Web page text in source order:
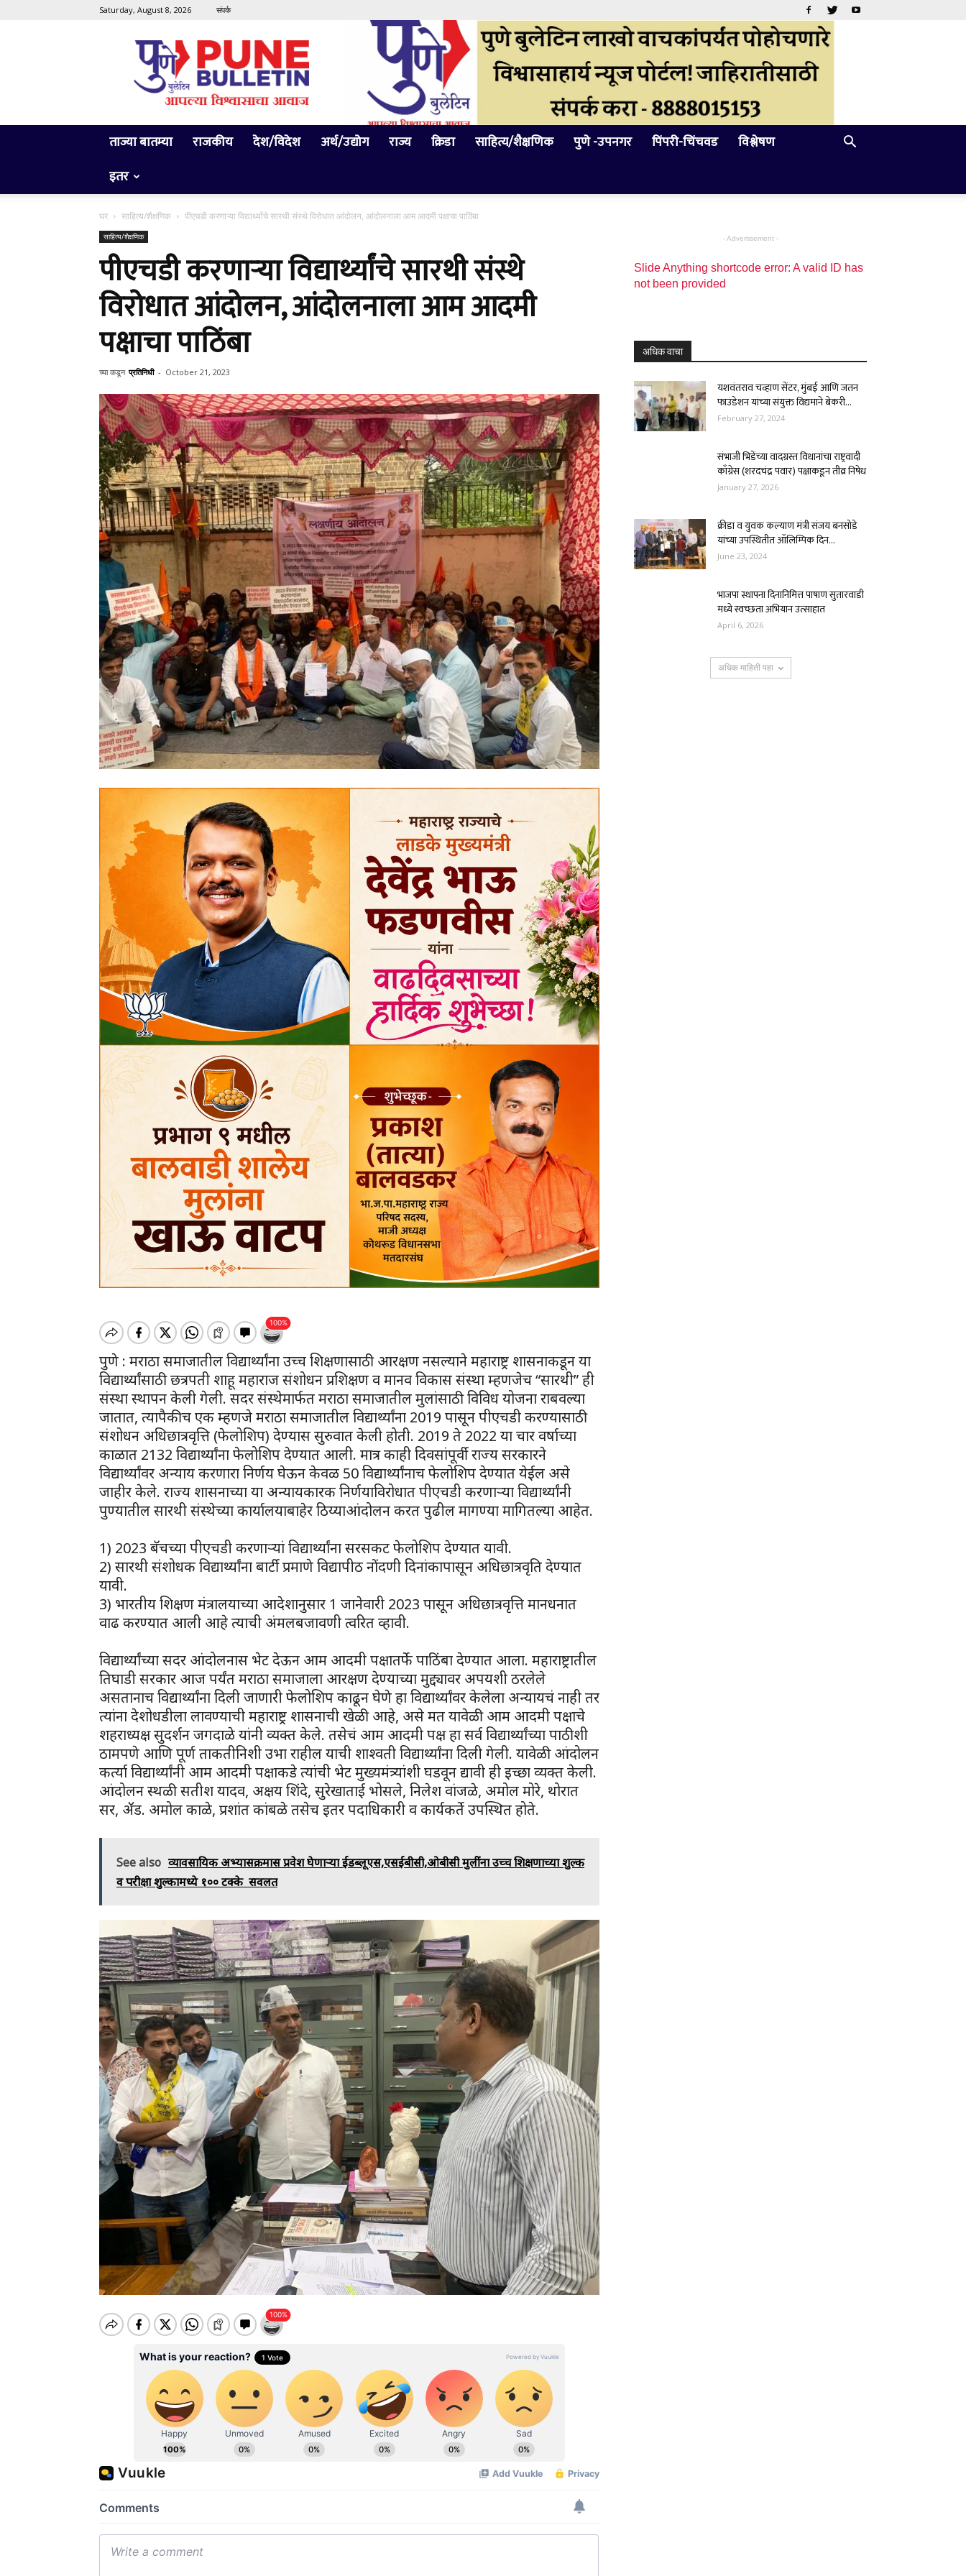
Saturday, August 8, 2026 संपर्क
Pune
Bulletin
ताज्या बातम्या राजकीय देश/विदेश अर्थ/उद्योग राज्य क्रिडा साहित्य/शैक्षणिक पुणे -उपनगर पिंपरी-चिंचवड
विश्लेषण
इतर
घर साहित्य/शैक्षणिक पीएचडी करणाऱ्या विद्यार्थ्यांचे सारथी संस्थे विरोधात आंदोलन, आंदोलनाला आम आदमी पक्षाचा पाठिंबा
साहित्य/शैक्षणिक
पीएचडी करणाऱ्या विद्यार्थ्यांचे सारथी संस्थे
विरोधात आंदोलन, आंदोलनाला आम आदमी
पक्षाचा पाठिंबा
च्या कडून प्रतिनिधी - October 21, 2023
पुणे : मराठा समाजातील विद्यार्थ्यांना उच्च शिक्षणासाठी आरक्षण नसल्याने महाराष्ट्र शासनाकडून या
विद्यार्थ्यांसाठी छत्रपती शाहू महाराज संशोधन प्रशिक्षण व मानव विकास संस्था म्हणजेच “सारथी” ही
संस्था स्थापन केली गेली. सदर संस्थेमार्फत मराठा समाजातील मुलांसाठी विविध योजना राबवल्या
जातात, त्यापैकीच एक म्हणजे मराठा समाजातील विद्यार्थ्यांना 2019 पासून पीएचडी करण्यासाठी
संशोधन अधिछात्रवृत्ति (फेलोशिप) देण्यास सुरुवात केली होती. 2019 ते 2022 या चार वर्षाच्या
काळात 2132 विद्यार्थ्यांना फेलोशिप देण्यात आली. मात्र काही दिवसांपूर्वी राज्य सरकारने
विद्यार्थ्यांवर अन्याय करणारा निर्णय घेऊन केवळ 50 विद्यार्थ्यांनाच फेलोशिप देण्यात येईल असे
जाहीर केले. राज्य शासनाच्या या अन्यायकारक निर्णयाविरोधात पीएचडी करणाऱ्या विद्यार्थ्यांनी
पुण्यातील सारथी संस्थेच्या कार्यालयाबाहेर ठिय्याआंदोलन करत पुढील मागण्या मागितल्या आहेत.
1) 2023 बॅचच्या पीएचडी करणाऱ्यां विद्यार्थ्यांना सरसकट फेलोशिप देण्यात यावी.
2) सारथी संशोधक विद्यार्थ्यांना बार्टी प्रमाणे विद्यापीठ नोंदणी दिनांकापासून अधिछात्रवृति देण्यात
यावी.
3) भारतीय शिक्षण मंत्रालयाच्या आदेशानुसार 1 जानेवारी 2023 पासून अधिछात्रवृत्ति मानधनात
वाढ करण्यात आली आहे त्याची अंमलबजावणी त्वरित व्हावी.
विद्यार्थ्यांच्या सदर आंदोलनास भेट देऊन आम आदमी पक्षातर्फे पाठिंबा देण्यात आला. महाराष्ट्रातील
तिघाडी सरकार आज पर्यंत मराठा समाजाला आरक्षण देण्याच्या मुद्द्यावर अपयशी ठरलेले
असतानाच विद्यार्थ्यांना दिली जाणारी फेलोशिप काढून घेणे हा विद्यार्थ्यांवर केलेला अन्यायचं नाही तर
त्यांना देशोधडीला लावण्याची महाराष्ट्र शासनाची खेळी आहे, असे मत यावेळी आम आदमी पक्षाचे
शहराध्यक्ष सुदर्शन जगदाळे यांनी व्यक्त केले. तसेचं आम आदमी पक्ष हा सर्व विद्यार्थ्यांच्या पाठीशी
ठामपणे आणि पूर्ण ताकतीनिशी उभा राहील याची शाश्वती विद्यार्थ्यांना दिली गेली. यावेळी आंदोलन
कर्त्या विद्यार्थ्यांनी आम आदमी पक्षाकडे त्यांची भेट मुख्यमंत्र्यांशी घडवून द्यावी ही इच्छा व्यक्त केली.
आंदोलन स्थळी सतीश यादव, अक्षय शिंदे, सुरेखाताई भोसले, निलेश वांजळे, अमोल मोरे, थोरात
सर, ॲड. अमोल काळे, प्रशांत कांबळे तसेच इतर पदाधिकारी व कार्यकर्ते उपस्थित होते.
See also व्यावसायिक अभ्यासक्रमास प्रवेश घेणाऱ्या ईडब्लूएस,एसईबीसी,ओबीसी मुलींना उच्च शिक्षणाच्या शुल्क
व परीक्षा शुल्कामध्ये १०० टक्के सवलत
- Advertisement -
Slide Anything shortcode error: A valid ID has
not been provided
अधिक वाचा
यशवंतराव चव्हाण सेंटर, मुंबई आणि जतन
फाउंडेशन यांच्या संयुक्त विद्यमाने बेकरी...
February 27, 2024
संभाजी भिडेंच्या वादग्रस्त विधानांचा राष्ट्रवादी
काँग्रेस (शरदचंद्र पवार) पक्षाकडून तीव्र निषेध
January 27, 2026
क्रीडा व युवक कल्याण मंत्री संजय बनसोडे
यांच्या उपस्थितीत ऑलिम्पिक दिन...
June 23, 2024
भाजपा स्थापना दिनानिमित्त पाषाण सुतारवाडी
मध्ये स्वच्छता अभियान उत्साहात
April 6, 2026
अधिक माहिती पहा